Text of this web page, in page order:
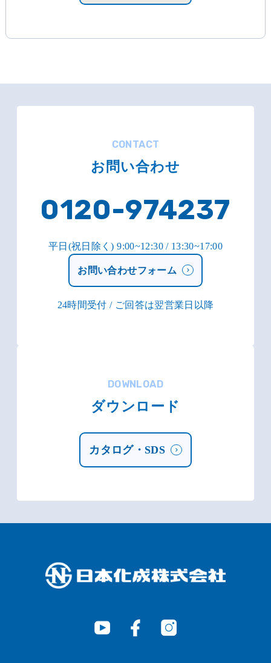
CONTACT
お問い合わせ
0120-974237
平日(祝日除く) 9:00~12:30 / 13:30~17:00
お問い合わせフォーム
24時間受付 / ご回答は翌営業日以降
DOWNLOAD
ダウンロード
カタログ・SDS